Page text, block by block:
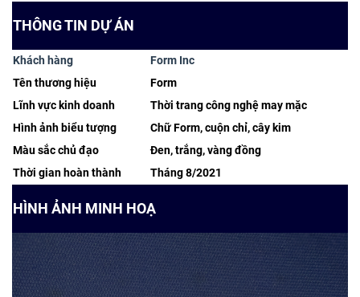
THÔNG TIN DỰ ÁN
Khách hàng
Form Inc
Tên thương hiệu
Form
Lĩnh vực kinh doanh
Thời trang công nghệ may mặc
Hình ảnh biểu tượng
Chữ Form, cuộn chỉ, cây kim
Màu sắc chủ đạo
Đen, trắng, vàng đồng
Thời gian hoàn thành
Tháng 8/2021
HÌNH ẢNH MINH HOẠ